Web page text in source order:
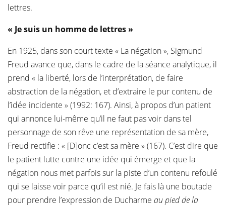
lettres.
« Je suis un homme de lettres »
En 1925, dans son court texte « La négation », Sigmund
Freud avance que, dans le cadre de la séance analytique, il
prend « la liberté, lors de l’interprétation, de faire
abstraction de la négation, et d’extraire le pur contenu de
l’idée incidente » (1992: 167). Ainsi, à propos d’un patient
qui annonce lui-même qu’il ne faut pas voir dans tel
personnage de son rêve une représentation de sa mère,
Freud rectifie : « [D]onc c’est sa mère » (167). C’est dire que
le patient lutte contre une idée qui émerge et que la
négation nous met parfois sur la piste d’un contenu refoulé
qui se laisse voir parce qu’il est nié. Je fais là une boutade
pour prendre l’expression de Ducharme au pied de la